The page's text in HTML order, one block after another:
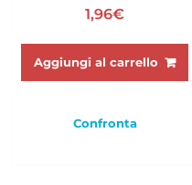
1,96€
Aggiungi al carrello
Confronta